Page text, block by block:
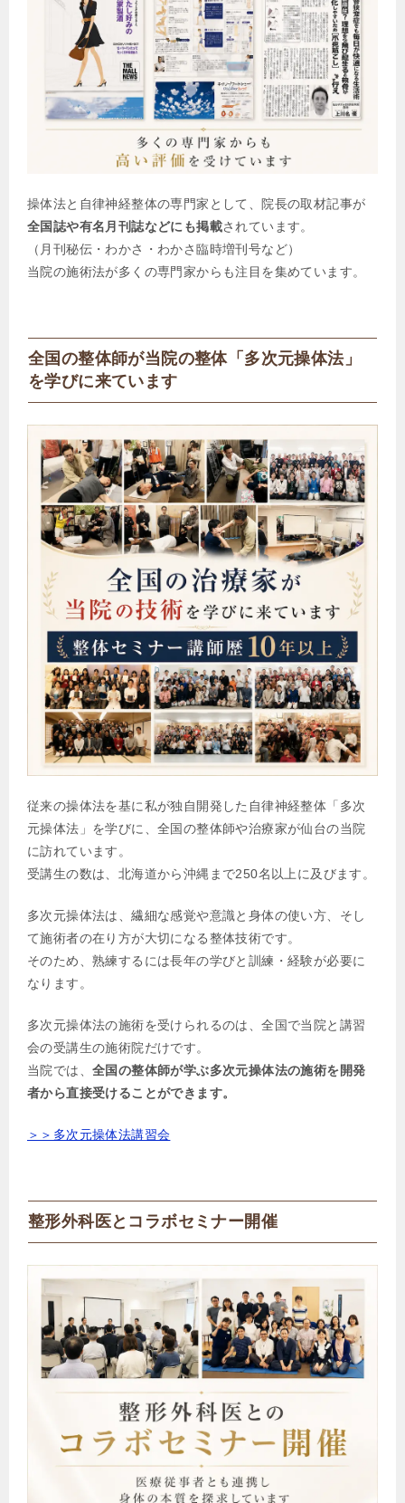
操体法と自律神経整体の専門家として、院長の取材記事が
全国誌や有名月刊誌などにも掲載されています。
（月刊秘伝・わかさ・わかさ臨時増刊号など）
当院の施術法が多くの専門家からも注目を集めています。
全国の整体師が当院の整体「多次元操体法」
を学びに来ています
従来の操体法を基に私が独自開発した自律神経整体「多次
元操体法」を学びに、全国の整体師や治療家が仙台の当院
に訪れています。
受講生の数は、北海道から沖縄まで250名以上に及びます。
多次元操体法は、繊細な感覚や意識と身体の使い方、そし
て施術者の在り方が大切になる整体技術です。
そのため、熟練するには長年の学びと訓練・経験が必要に
なります。
多次元操体法の施術を受けられるのは、全国で当院と講習
会の受講生の施術院だけです。
当院では、 全国の整体師が学ぶ多次元操体法の施術を開発
者から直接受けることができます。
＞＞多次元操体法講習会
整形外科医とコラボセミナー開催